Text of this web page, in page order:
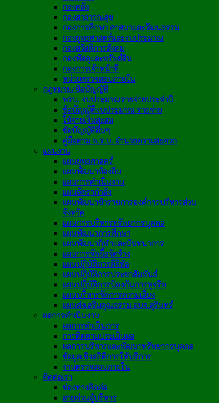
กองคลัง
กองสาธารณสุข
กองการศึกษา ศาสนาและวัฒนธรรม
กองยุทธศาสตร์และงบประมาณ
กองสวัสดิการสังคม
กองพัสดุและทรัพย์สิน
กองการเจ้าหน้าที่
หน่วยตรวจสอบภายใน
กฎหมาย/ข้อบัญญัติ
พรบ. งบประมาณรายจ่ายประจำปี
ข้อบัญญัติงบประมาณ รายจ่าย
ใช้จ่ายเงินสะสม
ข้อบัญญัติอื่นๆ
คู่มือตาม พ.ร.บ. อำนวยความสะดวก
แผนงาน
แผนยุทธศาสตร์
แผนพัฒนาท้องถิ่น
แผนการดำเนินงาน
แผนอัตรากำลัง
แผนพัฒนาข้าราชการองค์การบริหารส่วน
จังหวัด
แผนการบริหารทรัพยากรบุคคล
แผนพัฒนาการศึกษา
แผนพัฒนากีฬาและนันทนาการ
แผนการจัดซื้อจัดจ้าง
แผนปฏิบัติการดิจิทัล
แผนปฏิบัติการประชาสัมพันธ์
แผนปฏิบัติการป้องกันการทุจริต
แผนบริหารจัดการความเสี่ยง
แผนส่งเสริมคุณธรรม อบจ.สุรินทร์
ผลการดำเนินงาน
ผลการดำเนินการ
การติดตามประเมินผล
ผลการบริหารและพัฒนาทรัพยากรบุคคล
ข้อมูลเชิงสถิติการให้บริการ
งานตรวจสอบภายใน
ติดต่อเรา
ช่องทางติดต่อ
สายด่วนผู้บริหาร